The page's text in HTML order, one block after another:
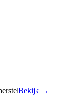
Bekijk →